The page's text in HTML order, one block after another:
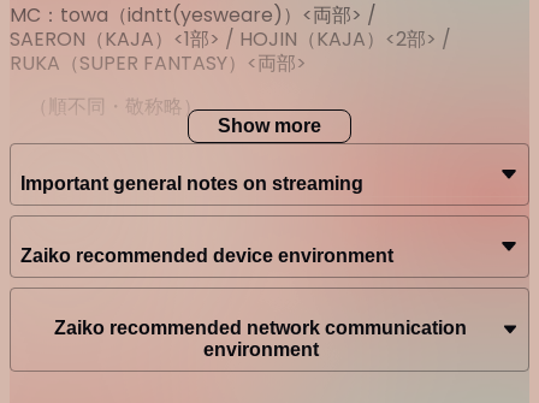
MC ： towa （idntt(yesweare)） <両部> /
SAERON （KAJA） <1部> / HOJIN （KAJA） <2部> /
RUKA（SUPER FANTASY）<両部>
（順不同・敬称略）
※THE BEAT GARDENは2部のみの配信になります。
は両部ともに一部の楽曲のみ配信・アーカイブ対応
になります。
△視聴に関するご注意△
配信前に視聴ページにアクセスしている場合、配信開始時間
Show more
Important general notes on streaming
Zaiko recommended device environment
Zaiko recommended network communication
environment